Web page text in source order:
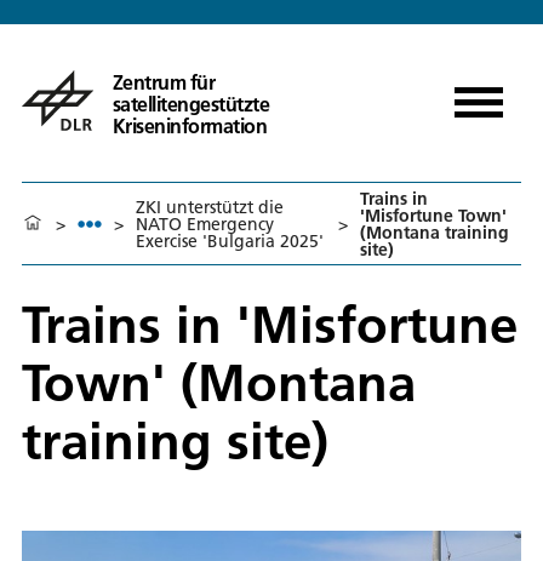
Zentrum für
satellitengestützte
Kriseninformation
> >
ZKI unterstützt die
NATO Emergency
Exercise 'Bulgaria 2025'
>
Trains in
'Misfortune Town'
(Montana training
site)
Trains in 'Misfortune
Town' (Montana
training site)